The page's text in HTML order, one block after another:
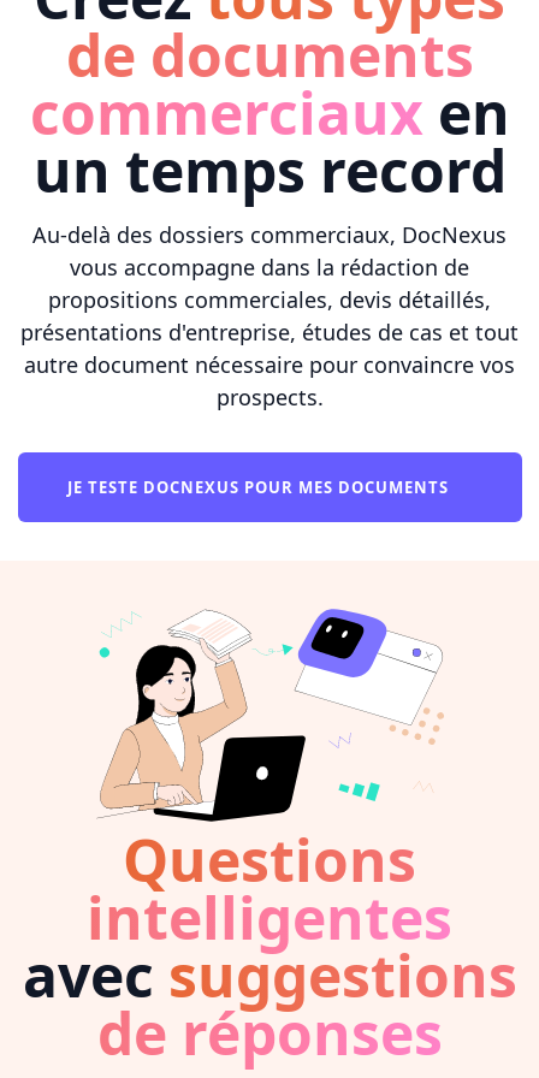
de documents
commerciauxen
un temps record
Au-delà des dossiers commerciaux, DocNexus
vous accompagne dans la rédaction de
propositions commerciales, devis détaillés,
présentations d'entreprise, études de cas et tout
autre document nécessaire pour convaincre vos
prospects.
JE TESTE DOCNEXUS POUR MES DOCUMENTS
Questions
intelligentes
avec suggestions
de réponses